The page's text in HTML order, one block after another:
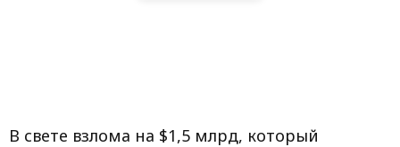
В свете взлома на $1,5 млрд, который